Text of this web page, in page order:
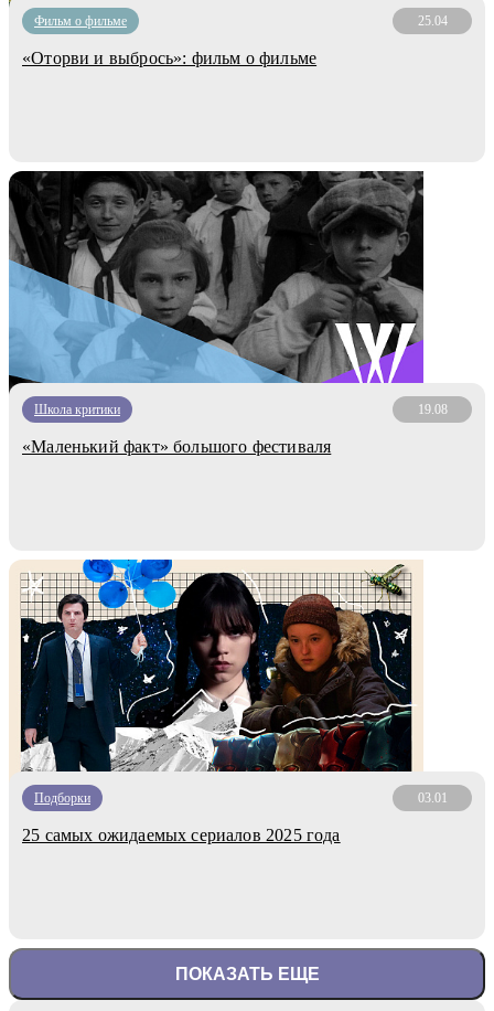
Фильм о фильме 25.04
«Оторви и выбрось»: фильм о фильме
Школа критики 19.08
«Маленький факт» большого фестиваля
Подборки 03.01
25 самых ожидаемых сериалов 2025 года
ПОКАЗАТЬ ЕЩЕ